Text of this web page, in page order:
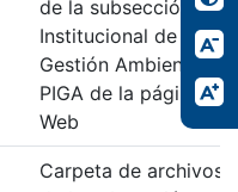
de la subsección Plan
Institucional de
Gestión Ambiental -
PIGA de la página
Web
Carpeta de archivos